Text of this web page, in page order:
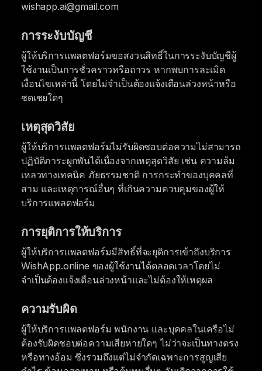
wishapp.ai@gmail.com
การระงับบัญชี
ผู้ให้บริการแพลตฟอร์มขอสงวนสิทธิ์ในการระงับบัญชีผู้
ใช้งานเป็นการชั่วคราวหรือถาวร หากพบการละเมิด
เงื่อนไขเหล่านี้ โดยไม่จำเป็นต้องแจ้งเตือนล่วงหน้าหรือ
ชดเชยใดๆ
เหตุสุดวิสัย
ผู้ให้บริการแพลตฟอร์มไม่รับผิดชอบต่อความไม่สามารถ
ปฏิบัติภาระผูกพันได้เนื่องจากเหตุสุดวิสัย เช่น ความล้ม
เหลวทางเทคนิค ภัยธรรมชาติ การกระทำของบุคคลที่
สาม และเหตุการณ์อื่นๆ ที่เกินความควบคุมของผู้ให้
บริการแพลตฟอร์ม
การยุติการให้บริการ
ผู้ให้บริการแพลตฟอร์มมีสิทธิ์ที่จะยุติการเข้าถึงบริการ
WishApp.online ของผู้ใช้งานได้ตลอดเวลาโดยไม่
จำเป็นต้องแจ้งเตือนล่วงหน้าและไม่ต้องให้เหตุผล
ความรับผิด
ผู้ให้บริการแพลตฟอร์ม พนักงาน และบุคคลในเครือไม่
ต้องรับผิดชอบต่อความเสียหายใดๆ ไม่ว่าจะเป็นทางตรง
หรือทางอ้อม ซึ่งรวมถึงแต่ไม่จำกัดเฉพาะการสูญเสีย